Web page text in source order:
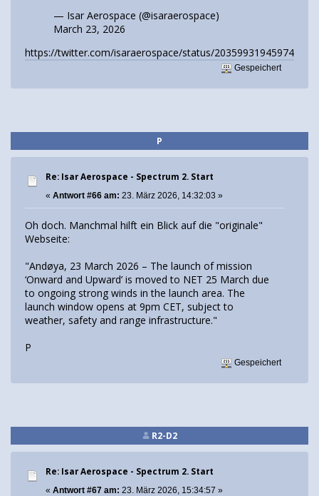
— Isar Aerospace (@isaraerospace)
March 23, 2026
https://twitter.com/isaraerospace/status/
Gespeichert
P
Re: Isar Aerospace - Spectrum 2. Start
« Antwort #66 am: 23. März 2026, 14:32:03 »
Oh doch. Manchmal hilft ein Blick auf die "originale"
Webseite:
"Andøya, 23 March 2026 – The launch of mission
‘Onward and Upward’ is moved to NET 25 March due
to ongoing strong winds in the launch area. The
launch window opens at 9pm CET, subject to
weather, safety and range infrastructure."
P
Gespeichert
R2-D2
Re: Isar Aerospace - Spectrum 2. Start
« Antwort #67 am: 23. März 2026, 15:34:57 »